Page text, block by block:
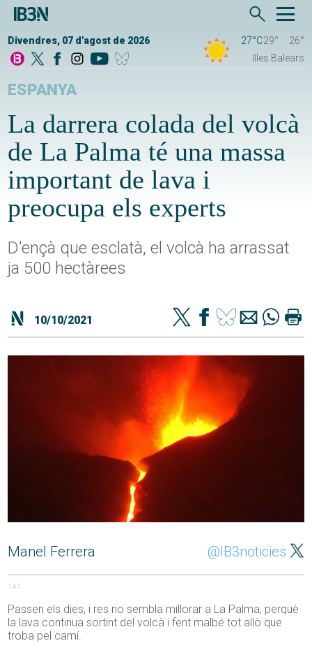
Divendres, 07 d'agost de 2026 27°C29°
26°
Illes Balears
ESPANYA
La darrera colada del volcà
de La Palma té una massa
important de lava i
preocupa els experts
D'ençà que esclatà, el volcà ha arrassat
ja 500 hectàrees
10/10/2021
Manel Ferrera @IB3noticies
147
Passen els dies, i res no sembla millorar a La Palma, perquè
la lava continua sortint del volcà i fent malbé tot allò que
troba pel camí.